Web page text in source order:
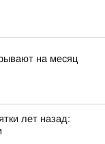
на месяц
лет назад: